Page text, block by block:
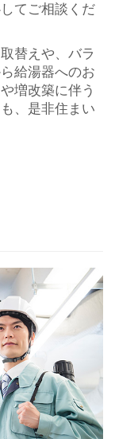
てご相談くだ
替えや、バラ
給湯器へのお
増改築に伴う
、是非住まい